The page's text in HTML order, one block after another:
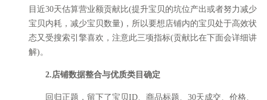
目近30天估算营业额贡献比(提升宝贝的坑位产出或者努力减少
宝贝内耗，减少宝贝数量)，所以要想店铺内的宝贝处于高效状
态又受搜索引擎喜欢，注意此三项指标(贡献比在下面会详细讲
解)。
2.店铺数据整合与优质类目确定
回归正题，留下了宝贝ID、商品标题、30天成交、价格、